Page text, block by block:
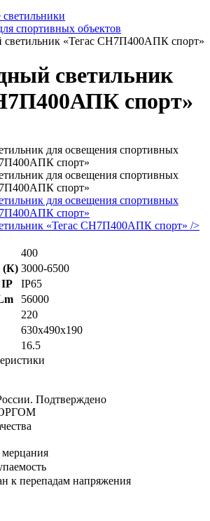
спортивных объектов
светильник «Тегас СН7П400АПК спорт»
светильник
спорт»
/>
400
(К) 3000-6500
IP65
56000
220
630х490х190
16.5
Подтверждено
мерцания
к перепадам напряжения